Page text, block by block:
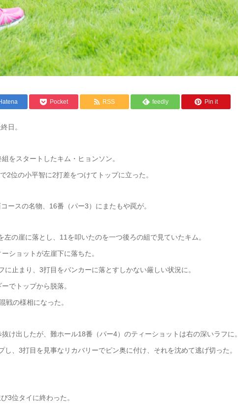
Pocket RSS feedly Pin it
日。
をスタートしたキム・ヒョンソン。
2位の小平智に2打差をつけてトップに立った。
ースの名物、16番（パー3）にまたもや罠が。
の崖に落とし、11を叩いたのを一つ後ろの組で見ていたキム。
ショットが左崖下に落ちた。
止まり、3打目をバンカーに落とすしかない厳しい状況に。
でトップから脱落。
戦の様相になった。
け出したが、難ホール18番（パー4）のティーショットは右の深いラフに。
、3打目を見事なリカバリーでピン奥に付け、それを沈めて逃げ切った。
3位タイに終わった。